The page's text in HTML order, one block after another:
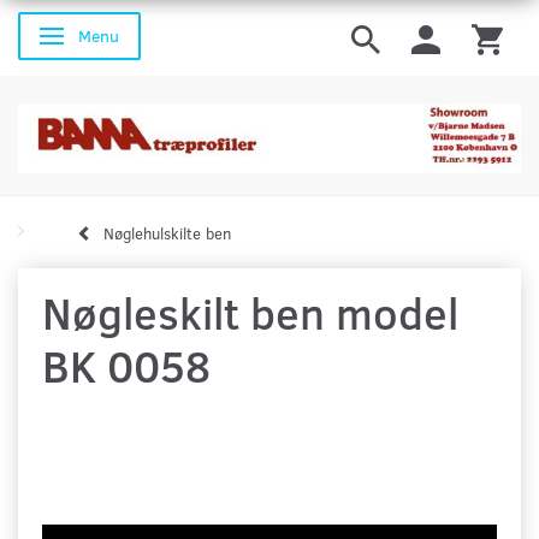
Skifte navigation
Menu
Nøglehulskilte ben
Nøgleskilt ben model
BK 0058